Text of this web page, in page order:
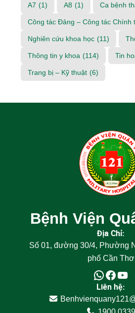
A7 (1) A8 (1) Ca bệnh
Công tác Đảng – Công tác Chính
Nghiên cứu khoa học (11)
Thông tin y khoa (114) Tin
Trang bị – Kỹ thuật (6)
Bệnh Viện
Địa Chỉ:
Số 01, đường 30/4, Phường
phố Cần Thơ
Liên hệ: